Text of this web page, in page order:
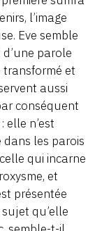
l’image
Eve semble
parole
transformé et
aussi
conséquent
elle n’est
dans les parois
qui incarne
et
présentée
qu’elle